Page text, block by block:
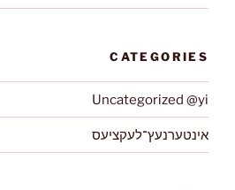
CATEGORIES
Uncategorized @yi
אינטערנעץ־לעקציעס